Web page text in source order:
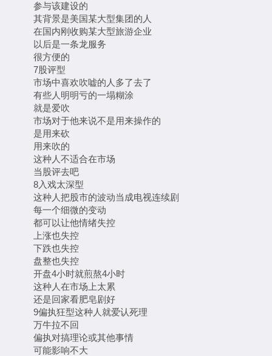
参与该建设的
其背景是美国某大型集团的人
在国内刚收购某大型旅游企业
以后是一条龙服务
很方便的
7股评型
市场中喜欢吹嘘的人多了去了
有些人明明亏的一塌糊涂
就是爱吹
市场对于他来说不是用来操作的
是用来砍
用来吹的
这种人不适合在市场
当股评去吧
8入戏太深型
这种人把股市的波动当成电视连续剧
每一个细微的变动
都可以让他情绪失控
上涨也失控
下跌也失控
盘整也失控
开盘4小时就煎熬4小时
这种人在市场上太累
还是回家看肥皂剧好
9偏执狂型这种人就爱认死理
万牛拉不回
偏执对搞理论或其他事情
可能影响不大